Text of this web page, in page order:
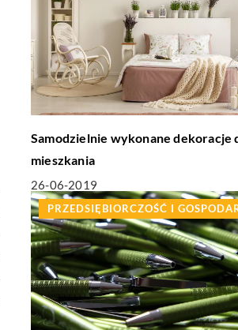
Samodzielnie wykonane dekoracje
mieszkania
26-06-2019
PRZEDSIĘBIORCZOŚĆ I